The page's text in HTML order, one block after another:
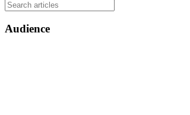
Audience